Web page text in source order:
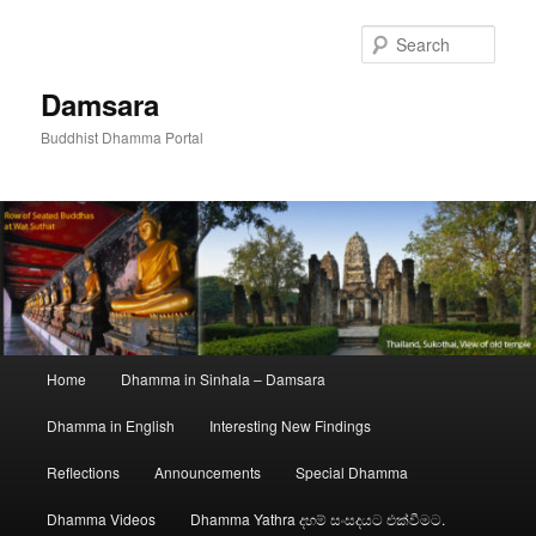
Damsara
Buddhist Dhamma Portal
Home Dhamma in Sinhala – Damsara
Dhamma in English Interesting New Findings
Reflections Announcements Special Dhamma
Dhamma Videos Dhamma Yathra දහම් සංසදයට එක්වීමට.